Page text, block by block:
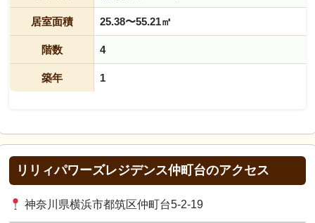
居室面積 25.38〜55.21㎡
階数 4
築年 1
リリィパワーズレジデンス仲町台のアクセス
神奈川県横浜市都筑区仲町台5-2-19